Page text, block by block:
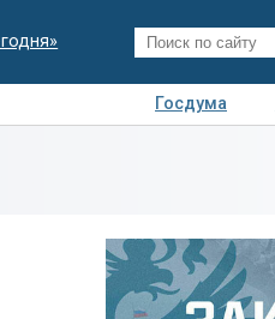
Госдума